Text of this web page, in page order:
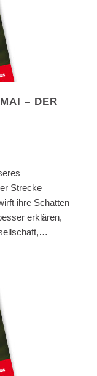
– DER
Strecke
ihre Schatten
erklären,